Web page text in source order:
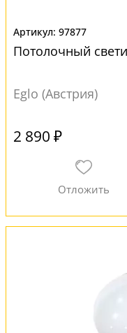
97877
Потолочный
Eglo (Австрия)
2 890 ₽